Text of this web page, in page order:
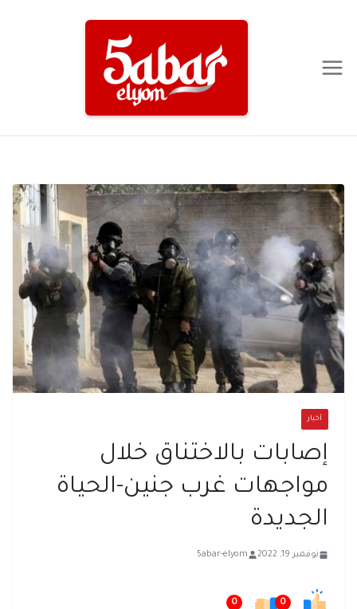
أخبار
إصابات بالاختناق خلال
مواجهات غرب جنين-الحياة
الجديدة
نوفمبر 19, 2022 5abar-elyom
0
0